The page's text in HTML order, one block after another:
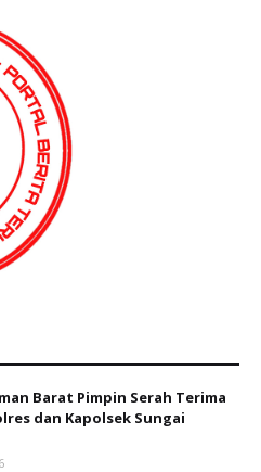
Barat Pimpin Serah Terima
dan Kapolsek Sungai